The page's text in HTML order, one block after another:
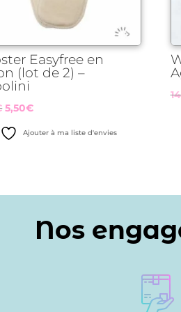
Easyfree en
(lot de 2) –
Le
prix
initial
5,50€Le
Ajouter à ma liste d'envies
Nos